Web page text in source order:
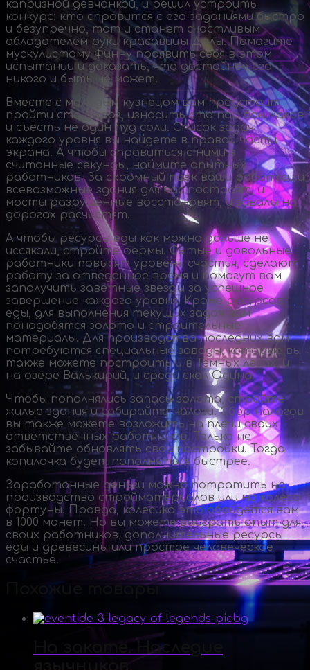
капризной девчонкой, и решил устроить
конкурс: кто справится с его заданиями быстро
и безупречно, тот и станет счастливым
обладателем руки красавицы Далы. Помогите
мускулистому Финну проявить себя в этом
испытании и доказать, что достойнее его
никого и быть не может.
Вместе с молодым кузнецом вам предстоит
пройти сто дорог, износить сто пар башмаков
и съесть не один пуд соли. Список задач
каждого уровня вы найдете в правой части
экрана. А чтобы справиться с ними в
считанные секунды, наймите опытных
работников. За скромный паек ваши работяги и
всевозможные здания для вас построят, и
мосты разрушенные восстановят, и завалы на
дорогах расчистят.
А чтобы ресурсы еды как можно дольше не
иссякали, стройте фермы. Сытые и довольные
работники повысят уровень счастья, сделают
работу за отведенное время и помогут вам
заполучить заветные звезды за успешное
завершение каждого уровня. Кроме ресурсов
еды, для выполнения текущих задач вам
понадобятся золото и строительные
материалы. Для производства последних вам
потребуются специальные заводы, которые вы
также можете построить и в Темных лесах, и
на озере Валькирий, и среди скал Одина.
Чтобы пополнялись запасы золота, стройте
жилые здания и собирайте налоги. Сбор налогов
вы также можете возложить на плечи своих
ответственных работников. Только не
забывайте обновлять свои постройки. Тогда
копилочка будет пополняться быстрее.
Заработанные деньги можно потратить на
производство стройматериалов или на колесо
фортуны. Правда, колесико это обойдется вам
в 1000 монет. Но вы можете выиграть опыт для
своих работников, дополнительные ресурсы
еды и древесины или простое человеческое
счастье.
Похожие товары
На закате. Наследие